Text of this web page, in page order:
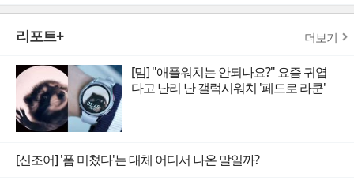
리포트+ 더보기
[밈] "애플워치는 안되나요?" 요즘 귀엽
다고 난리 난 갤럭시워치 '페드로 라쿤'
[신조어] '폼 미쳤다'는 대체 어디서 나온 말일까?